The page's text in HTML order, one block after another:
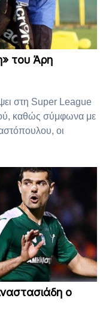
του Άρη
στη Super League
καθώς σύμφωνα με
οι
ο